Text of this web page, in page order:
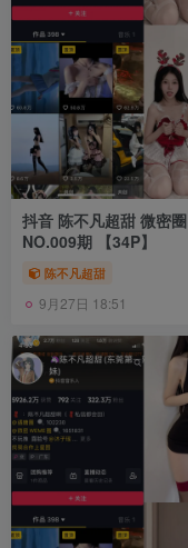
抖音 陈不凡超甜 微密圈
NO.009期 【34P】
陈不凡超甜
9月27日 18:51